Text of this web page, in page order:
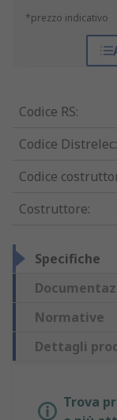
*prezzo indicativo
Codice RS:
Codice Distrelec:
Codice
Costruttore:
Specifiche
Normative
Dettagli
Trova